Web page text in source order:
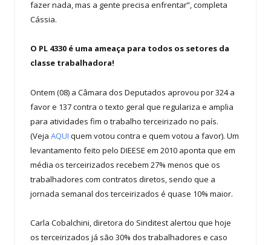
fazer nada, mas a gente precisa enfrentar”, completa
Cássia.
O PL 4330 é uma ameaça para todos os setores da
classe trabalhadora!
Ontem (08) a Câmara dos Deputados aprovou por 324 a
favor e 137 contra o texto geral que regulariza e amplia
para atividades fim o trabalho terceirizado no país.
(Veja AQUI quem votou contra e quem votou a favor). Um
levantamento feito pelo DIEESE em 2010 aponta que em
média os terceirizados recebem 27% menos que os
trabalhadores com contratos diretos, sendo que a
jornada semanal dos terceirizados é quase 10% maior.
Carla Cobalchini, diretora do Sinditest alertou que hoje
os terceirizados já são 30% dos trabalhadores e caso